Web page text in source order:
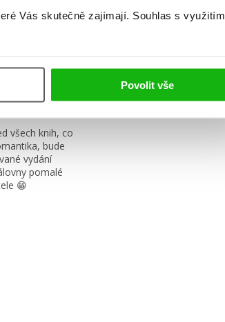
Vás skutečně zajímají. Souhlas s využitím
Povolit vše
všech knih, co
bude
vydání
pomalé
😁